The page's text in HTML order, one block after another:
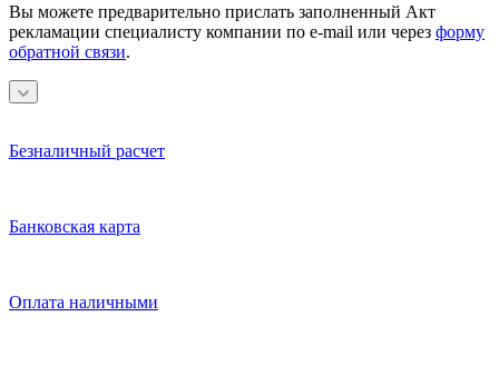
Вы можете предварительно прислать заполненный Акт
рекламации специалисту компании по e-mail или через форму
обратной связи.
Безналичный расчет
Банковская карта
Оплата наличными